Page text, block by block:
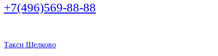
+7(496)569-88-88
Такси Щелково